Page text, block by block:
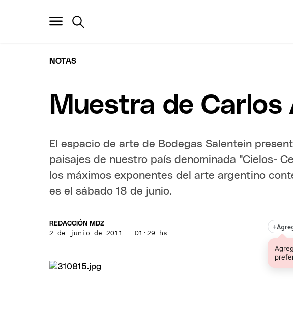
NOTAS
Muestra de Carlos
El espacio de arte de Bodegas Salentein
paisajes de nuestro país denominada "Cielos-
los máximos exponentes del arte argentino
es el sábado 18 de junio.
REDACCIÓN MDZ
2 de junio de 2011 · 01:29 hs
+